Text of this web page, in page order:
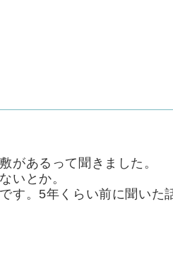
があるって聞きました。
いとか。
す。5年くらい前に聞いた